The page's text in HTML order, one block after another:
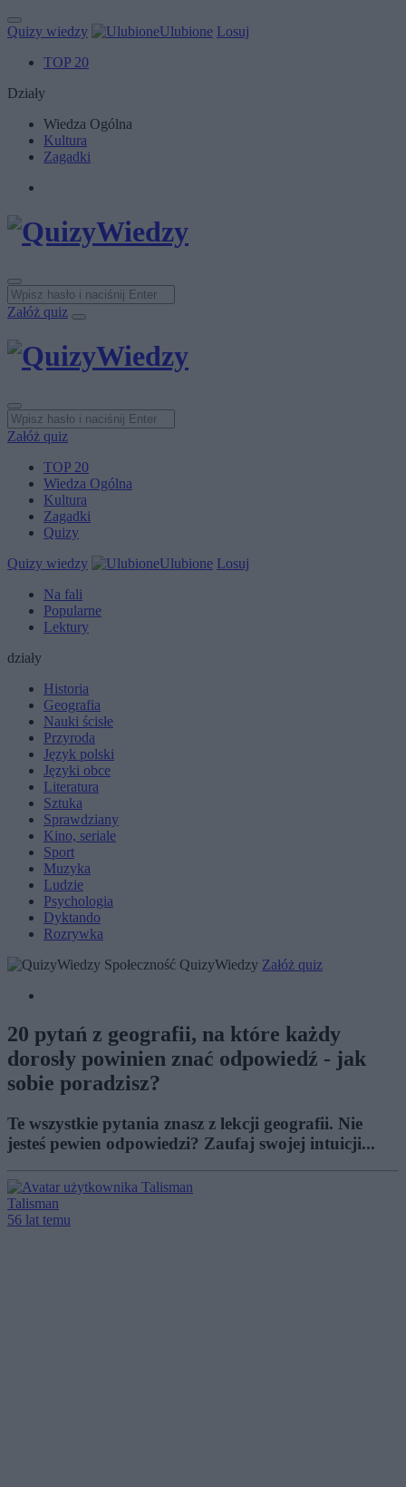
Quizy wiedzy Ulubione Losuj
TOP 20
Działy
Wiedza Ogólna
Kultura
Zagadki
Załóż quiz
Załóż quiz
TOP 20
Wiedza Ogólna
Kultura
Zagadki
Quizy
Quizy wiedzy
Ulubione Losuj
Na fali
Popularne
Lektury
działy
Historia
Geografia
Nauki ścisłe
Przyroda
Język polski
Języki obce
Literatura
Sztuka
Sprawdziany
Kino, seriale
Sport
Muzyka
Ludzie
Psychologia
Dyktando
Rozrywka
Społeczność QuizyWiedzy Załóż quiz
20 pytań z geografii, na które każdy
dorosły powinien znać odpowiedź - jak
sobie poradzisz?
Te wszystkie pytania znasz z lekcji geografii. Nie
jesteś pewien odpowiedzi? Zaufaj swojej intuicji...
Talisman
56 lat temu